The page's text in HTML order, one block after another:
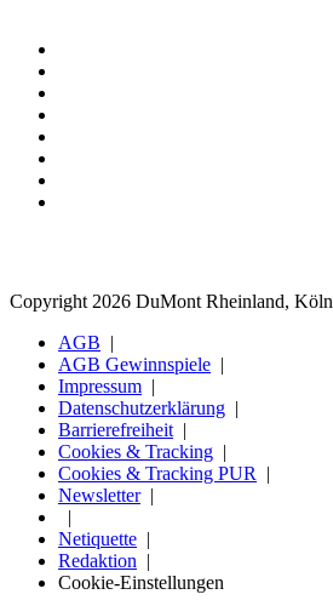
Copyright 2026 DuMont Rheinland, Köln
AGB
AGB Gewinnspiele
Impressum
Datenschutzerklärung
Barrierefreiheit
Cookies & Tracking
Cookies & Tracking PUR
Newsletter
Netiquette
Redaktion
Cookie-Einstellungen